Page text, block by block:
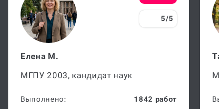
5/5
Елена М.
МГПУ 2003, кандидат наук
Выполнено:
1842 работ